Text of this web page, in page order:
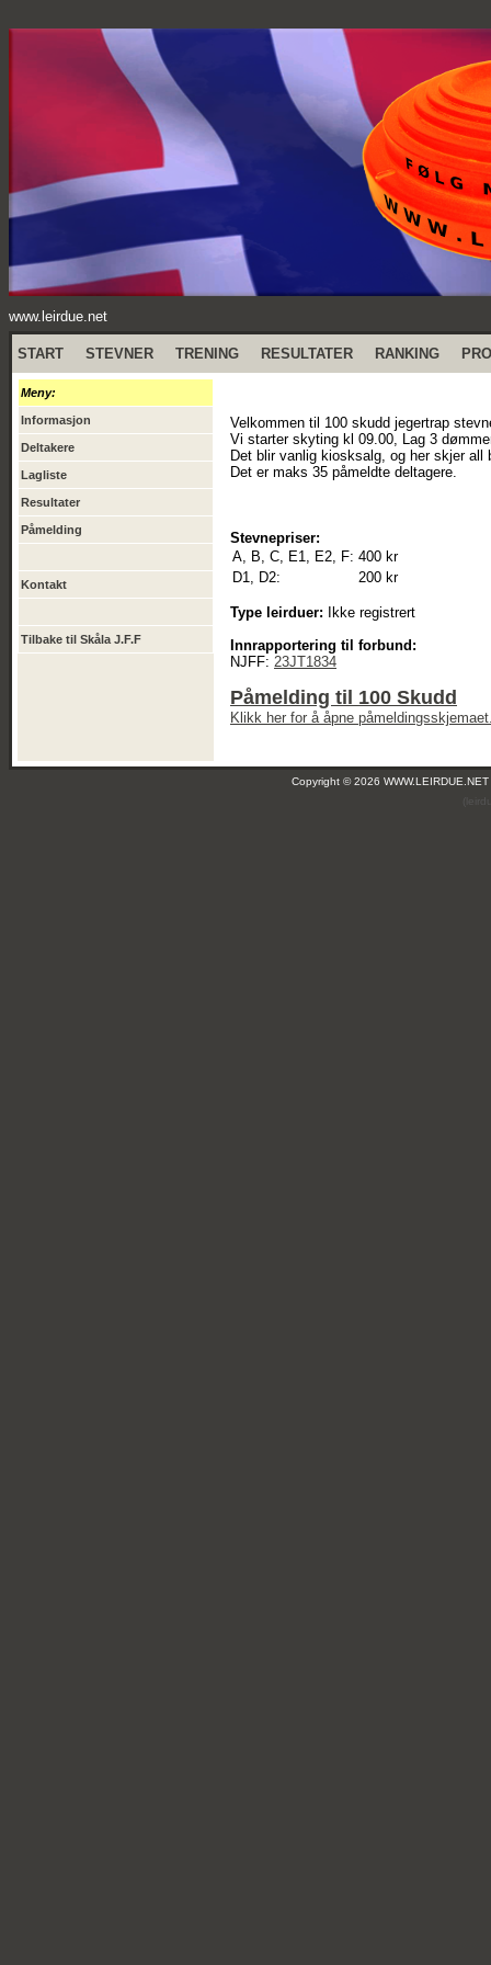
www.leirdue.net
START STEVNER TRENING RESULTATER RANKING
Meny:
Informasjon
Deltakere
Lagliste
Resultater
Påmelding
Kontakt
Tilbake til Skåla J.F.F
Velkommen til 100 skudd jegertrap
Vi starter skyting kl 09.00, Lag 3
Det blir vanlig kiosksalg, og her skjer all
Det er maks 35 påmeldte deltagere.
Stevnepriser:
A, B, C, E1, E2, F: 400 kr
D1, D2:
200 kr
Type leirduer: Ikke registrert
Innrapportering til forbund:
NJFF: 23JT1834
Påmelding til 100 Skudd
Klikk her for å åpne
Copyright © 2026